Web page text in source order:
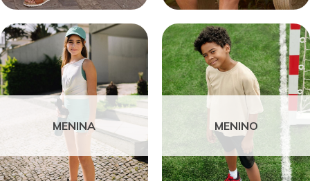
MENINA MENINO